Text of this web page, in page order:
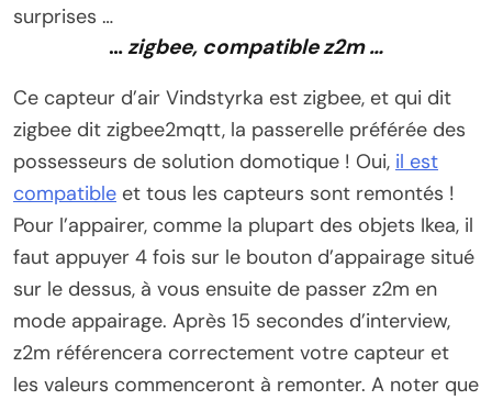
surprises …
…zigbee, compatible z2m …
Ce capteur d’air Vindstyrka est zigbee, et qui dit
zigbee dit zigbee2mqtt, la passerelle préférée des
possesseurs de solution domotique ! Oui, il est
compatible et tous les capteurs sont remontés !
Pour l’appairer, comme la plupart des objets Ikea, il
faut appuyer 4 fois sur le bouton d’appairage situé
sur le dessus, à vous ensuite de passer z2m en
mode appairage. Après 15 secondes d’interview,
z2m référencera correctement votre capteur et
les valeurs commenceront à remonter. A noter que